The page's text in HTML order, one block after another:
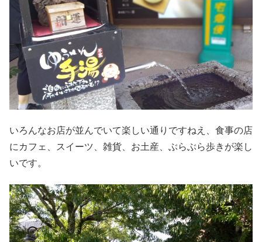
いろんなお店が並んでいて楽しい通りですねえ、食事の店
にカフェ、スイーツ、雑貨、お土産、ぶらぶら歩きが楽し
いです。